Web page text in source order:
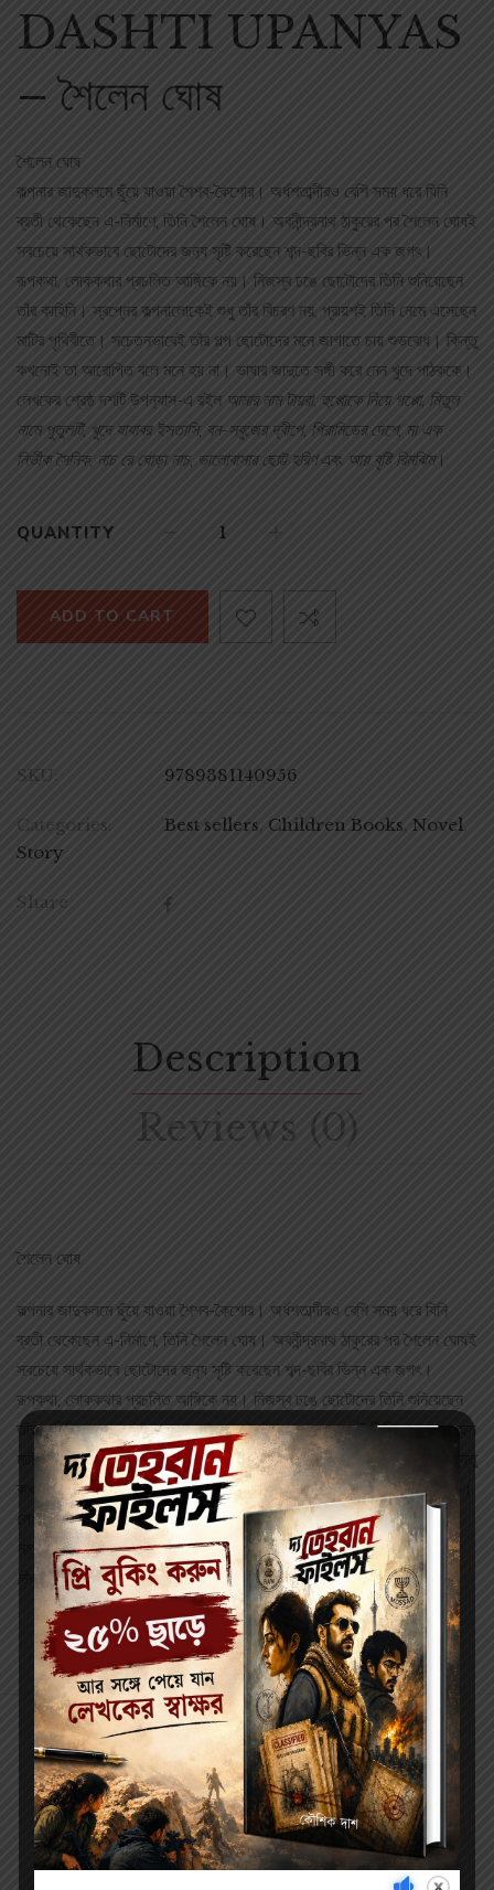
DASHTI UPANYAS
– শৈলেন ঘোষ
শৈলেন ঘোষ
কল্পনার জাদুকলমে ছুঁয়ে যাওয়া শৈশব-কৈশোর। অর্ধশতাব্দীরও বেশি সময় ধরে যিনি
ব্রতী থেকেছেন এ-নির্মাণে, তিনি শৈলেন ঘোষ। অবনীন্দ্রনাথ ঠাকুরের পর শৈলেন ঘোষই
সবচেয়ে সার্থকভাবে ছোটোদের জন‌্য সৃষ্টি করেছেন শব্দ-ছবির ভিন্ন এক জগৎ।
রূপকথা, লোককথার প্রচলিত আঙ্গিকে নয়। নিজস্ব ঢঙে ছোটোদের তিনি শুনিয়েছেন
তাঁর কাহিনি। স্বপ্নের কল্পনালোকেই শুধু তাঁর বিচরণ নয়, প্রায়শই তিনি নেমে এসেছেন
মাটির পৃথিবীতে। সচেতনভাবেই তাঁর গল্প ছোটোদের মনে জাগাতে চায় শুভবোধ। কিন্তু
কখনোই তা আরোপিত বলে মনে হয় না। ভাষার জাদুতে সঙ্গী করে নেন খুদে পাঠককে।
লেখকের শ্রেষ্ঠ দশটি উপন‌্যাস-এ রইল আমার নাম টায়রা, হুপ্পোকে নিয়ে গপ্পো, মিতুল
নামে পুতুলটি, খুদে যাযাবর ইসতাসি, বন-সবুজের দ্বীপে, পিরামিডের দেশে, মা এক
নির্ভীক সৈনিক, নাচ রে ঘোড়া নাচ, ভালোবাসার ছোট্ট হরিণএবং আয় বৃষ্টি রিমঝিম।
QUANTITY
ADD TO CART
SKU: 9789381140956
Categories: Best sellers, Children Books, Novel
Story
Share
Description
Reviews (0)
শৈলেন ঘোষ
কল্পনার জাদুকলমে ছুঁয়ে যাওয়া শৈশব-কৈশোর। অর্ধশতাব্দীরও বেশি সময় ধরে যিনি
ব্রতী থেকেছেন এ-নির্মাণে, তিনি শৈলেন ঘোষ। অবনীন্দ্রনাথ ঠাকুরের পর শৈলেন ঘোষই
সবচেয়ে সার্থকভাবে ছোটোদের জন‌্য সৃষ্টি করেছেন শব্দ-ছবির ভিন্ন এক জগৎ।
রূপকথা, লোককথার প্রচলিত আঙ্গিকে নয়। নিজস্ব ঢঙে ছোটোদের তিনি শুনিয়েছেন
তাঁর কাহিনি। স্বপ্নের কল্পনালোকেই শুধু তাঁর বিচরণ নয়, প্রায়শই তিনি নেমে এসেছেন
মাটির পৃথিবীতে। সচেতনভাবেই তাঁর গল্প ছোটোদের মনে জাগাতে চায় শুভবোধ। কিন্তু
কখনোই তা আরোপিত বলে মনে হয় না। ভাষার জাদুতে সঙ্গী করে নেন খুদে পাঠককে।
লেখকের শ্রেষ্ঠ দশটি উপন‌্যাস-এ রইলআমার নাম টায়রা, হুপ্পোকে নিয়ে গপ্পো
মিতুল
নামে পুতুলটি,খুদে যাযাবর ইসতাসি,বন-সবুজের দ্বীপে,পিরামিডের দেশে,মা এক
নির্ভীক সৈনিক,নাচ রে ঘোড়া নাচ,ভালোবাসার ছোট্ট হরিণএবংআয় বৃষ্টি রিমঝিম
Related products